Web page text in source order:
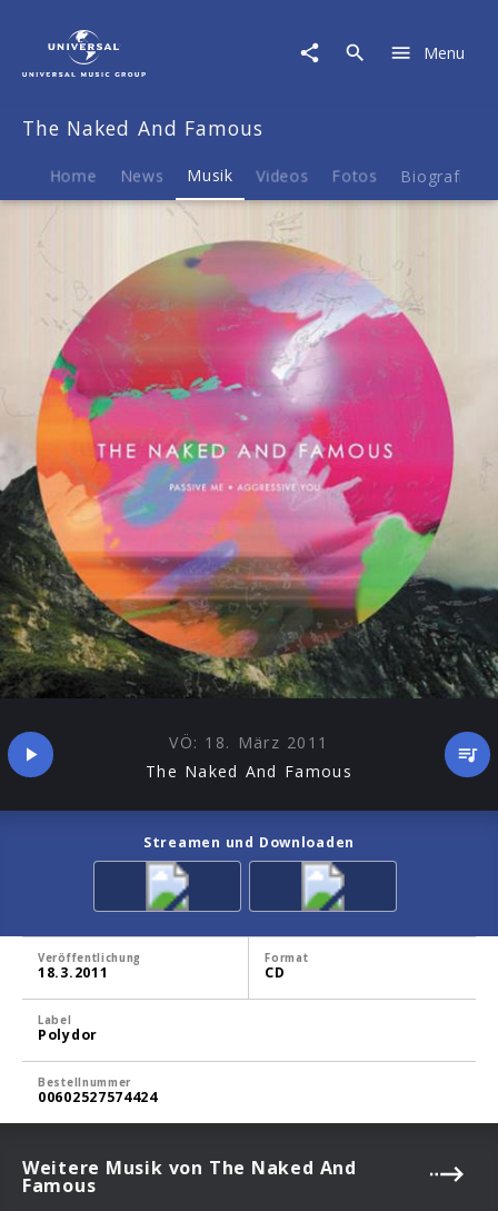
Famous
Musik
Menu
The Naked And Famous
Home News Musik Videos Fotos Biografie
VÖ: 18. März 2011
The Naked And Famous
Streamen und Downloaden
Veröffentlichung
18.3.2011
Format
CD
Label
Polydor
Bestellnummer
00602527574424
Weitere Musik von The Naked And
Famous